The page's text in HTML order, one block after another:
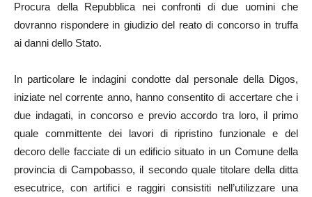
Procura della Repubblica nei confronti di due uomini che
dovranno rispondere in giudizio del reato di concorso in truffa
ai danni dello Stato.
In particolare le indagini condotte dal personale della Digos,
iniziate nel corrente anno, hanno consentito di accertare che i
due indagati, in concorso e previo accordo tra loro, il primo
quale committente dei lavori di ripristino funzionale e del
decoro delle facciate di un edificio situato in un Comune della
provincia di Campobasso, il secondo quale titolare della ditta
esecutrice, con artifici e raggiri consistiti nell’utilizzare una